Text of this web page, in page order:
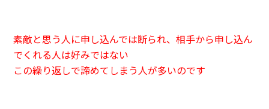
素敵と思う人に申し込んでは断られ、相手から申し込ん
でくれる人は好みではない
この繰り返しで諦めてしまう人が多いのです